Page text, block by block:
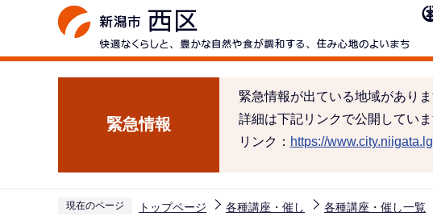
ペ
緊急情報
緊急情報が出ている地域がありま
詳細は下記リンクで公開していま
リンク： https://
現在のページ トップページ 各種講座・催し 各種講座・催し一覧